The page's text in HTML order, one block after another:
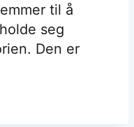
til å
seg
Den er